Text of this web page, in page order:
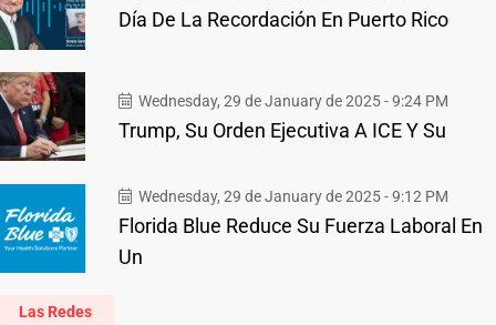
Día De La Recordación En Puerto Rico
Wednesday, 29 de January de 2025 - 9:24 PM
Trump, Su Orden Ejecutiva A ICE Y Su
Wednesday, 29 de January de 2025 - 9:12 PM
Florida Blue Reduce Su Fuerza Laboral En
Un
Las Redes